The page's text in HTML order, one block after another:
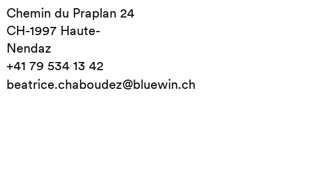
Chemin du Praplan 24
CH-1997 Haute-
Nendaz
+41 79 534 13 42
beatrice.chaboudez@bluewin.ch